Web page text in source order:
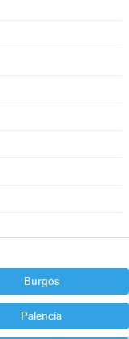
Burgos
Palencia